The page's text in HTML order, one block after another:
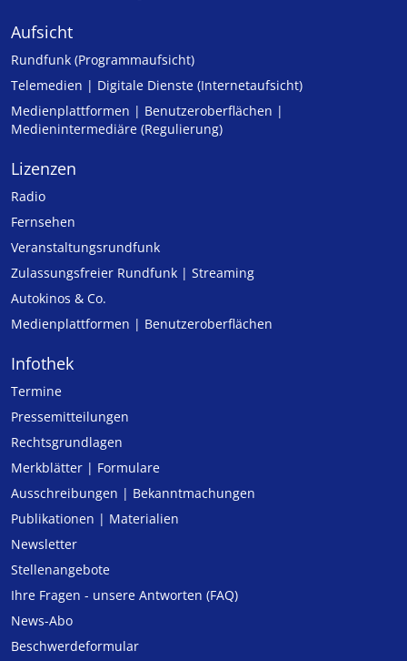
Aufsicht
Rundfunk (Programmaufsicht)
Telemedien | Digitale Dienste (Internetaufsicht)
Medienplattformen | Benutzeroberflächen |
Medienintermediäre (Regulierung)
Lizenzen
Radio
Fernsehen
Veranstaltungsrundfunk
Zulassungs­freier Rund­funk | Streaming
Autokinos & Co.
Medienplattformen | Benutzeroberflächen
Infothek
Termine
Pressemitteilungen
Rechtsgrundlagen
Merkblätter | Formulare
Ausschreibungen | Bekanntmachungen
Publikationen | Materialien
Newsletter
Stellenangebote
Ihre Fragen - unsere Antworten (FAQ)
News-Abo
Beschwerdeformular